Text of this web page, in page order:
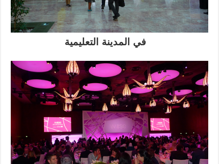
في المدينة التعليمية